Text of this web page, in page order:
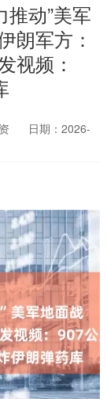
推动”美军
朗军方：
视频：
日期：2026-